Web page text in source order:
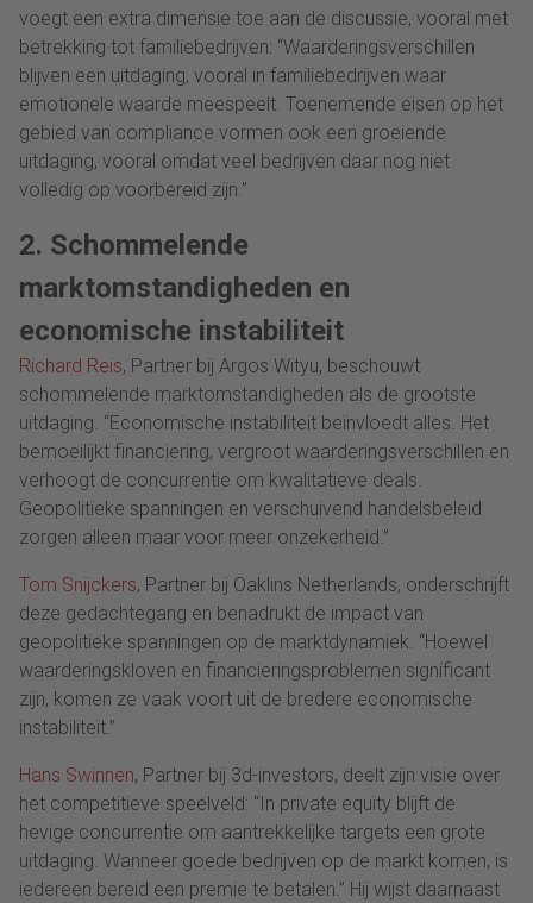
voegt een extra dimensie toe aan de discussie, vooral met
betrekking tot familiebedrijven: “Waarderingsverschillen
blijven een uitdaging, vooral in familiebedrijven waar
emotionele waarde meespeelt. Toenemende eisen op het
gebied van compliance vormen ook een groeiende
uitdaging, vooral omdat veel bedrijven daar nog niet
volledig op voorbereid zijn.”
2. Schommelende
marktomstandigheden en
economische instabiliteit
Richard Reis, Partner bij Argos Wityu, beschouwt
schommelende marktomstandigheden als de grootste
uitdaging. “Economische instabiliteit beïnvloedt alles. Het
bemoeilijkt financiering, vergroot waarderingsverschillen en
verhoogt de concurrentie om kwalitatieve deals.
Geopolitieke spanningen en verschuivend handelsbeleid
zorgen alleen maar voor meer onzekerheid.”
Tom Snijckers, Partner bij Oaklins Netherlands, onderschrijft
deze gedachtegang en benadrukt de impact van
geopolitieke spanningen op de marktdynamiek. “Hoewel
waarderingskloven en financieringsproblemen significant
zijn, komen ze vaak voort uit de bredere economische
instabiliteit.”
Hans Swinnen, Partner bij 3d-investors, deelt zijn visie over
het competitieve speelveld: “In private equity blijft de
hevige concurrentie om aantrekkelijke targets een grote
uitdaging. Wanneer goede bedrijven op de markt komen, is
iedereen bereid een premie te betalen.” Hij wijst daarnaast